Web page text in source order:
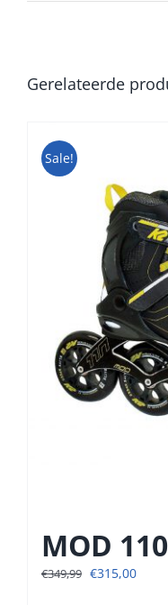
Gerelateerde
Sale!
MOD 110
€349,99 €315,00